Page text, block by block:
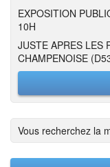
EXPOSITION
10H
JUSTE APRES LES
CHAMPENOISE
Vous recherchez la